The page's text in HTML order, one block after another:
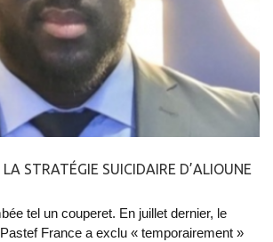
LA STRATÉGIE SUICIDAIRE D’ALIOUNE
tel un couperet. En juillet dernier, le
France a exclu « temporairement »